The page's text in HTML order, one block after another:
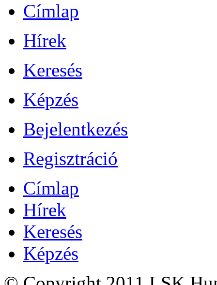
Címlap
Hírek
Keresés
Képzés
Bejelentkezés
Regisztráció
Címlap
Hírek
Keresés
Képzés